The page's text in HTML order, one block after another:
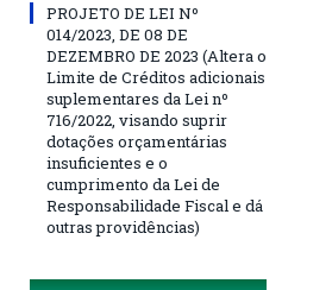
PROJETO DE LEI Nº
014/2023, DE 08 DE
DEZEMBRO DE 2023 (Altera o
Limite de Créditos adicionais
suplementares da Lei nº
716/2022, visando suprir
dotações orçamentárias
insuficientes e o
cumprimento da Lei de
Responsabilidade Fiscal e dá
outras providências)